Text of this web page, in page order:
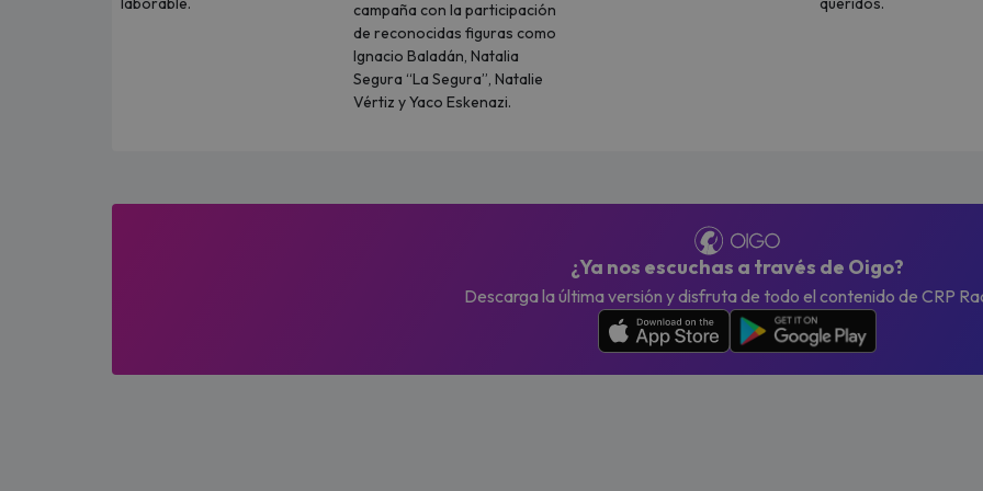
campaña con la participación
de reconocidas figuras como
Ignacio Baladán, Natalia
Segura “La Segura”, Natalie
Vértiz y Yaco Eskenazi.
¿Ya nos escuchas a través de Oigo?
Descarga la última versión y disfruta de todo el contenido de CRP